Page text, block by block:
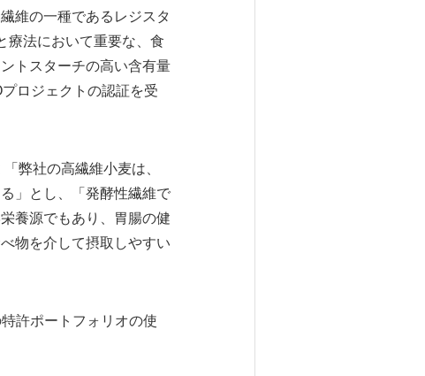
維の一種であるレジスタ
療法において重要な、食
トスターチの高い含有量
ロジェクトの認証を受
弊社の高繊維小麦は、
」とし、「発酵性繊維で
養源でもあり、胃腸の健
物を介して摂取しやすい
許ポートフォリオの使